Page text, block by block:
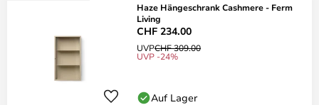
Haze Hängeschrank Cashmere - Ferm
Living
CHF 234.00
UVPCHF 309.00
UVP -24%
Auf Lager